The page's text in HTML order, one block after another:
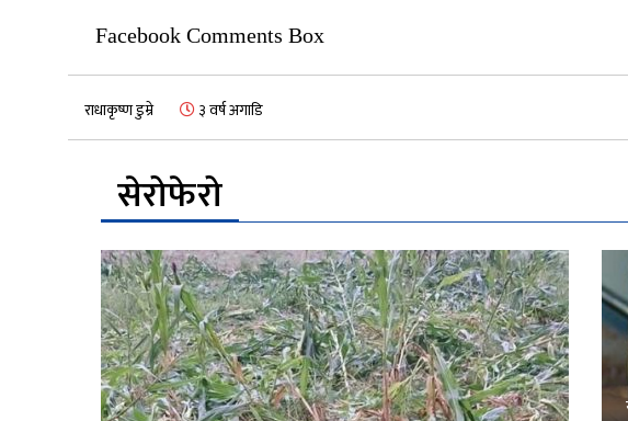
Facebook Comments Box
राधाकृष्ण डुम्रे ३ वर्ष अगाडि
सेरोफेरो